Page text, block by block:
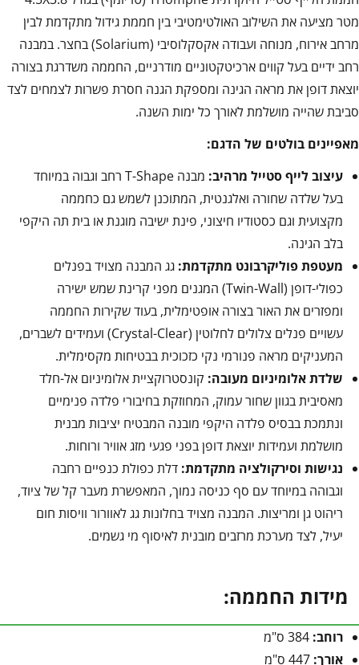
מטר מציעה את השילוב האולטימטיבי בין חממת גידול מתקדמת לבין
מרחב אירוח, מנוחה ועבודה אקסקלוסיבי (Solarium) בחצר. במבנה
רחב ידיים בעל קווים ארכיטקטוניים מודרניים, החממה משדרגת בצורה
יוצאת דופן את מראה הגינה ומספקת הגנה חסרת פשרות לצמחים לצד
סביבת שהייה מושלמת לאורך כל ימות השנה.
מאפיינים בולטים של הדגם:
עיצוב לייף סטייל מרהיב:
מבנה T-Shape רחב וגבוה במיוחד
בעל שלדה שחורה ואלגנטית, המתוכנן לשמש גם כחממה
מקצועית וגם כסטודיו חיצוני, פינת ישיבה מוגנת או בית תה היקפי
בלב הגינה.
מעטפת פוליקרבונט מתקדמת: גג המבנה מצויד בפנלים
כפולי-דופן (Twin-Wall) המגנים מפני קרינת שמש ישירה
ומפזרים את האור בצורה אופטימלית, בעוד שקירות החממה
עשויים פנלים צלולים לחלוטין (Crystal-Clear) ועמידים לשברים,
המעניקים מראה פנורמי נקי כזכוכית בבטיחות מקסימלית.
שלדת אלומיניום מעובה: קונסטרוקציית אלומיניום אל-חלד
מאסיבית בגוון שחור עמוק, המחוזקת בחיבורי פלדה פנימיים
ונתמכת בבסיס פלדה היקפי מובנה המבטיח יציבות מבנית
מושלמת ועמידות יוצאת דופן בפני פגעי מזג אוויר ורוחות.
נגישות וסירקולציה מתקדמת: דלת כפולת כנפיים רחבה
וגבוהה במיוחד עם סף כניסה נמוך, המאפשרת מעבר קל של ציוד,
ריהוט גן ומריצות. המבנה מצויד בחלונות גג לאוורור וויסות חום
יעיל, לצד מערכת מרזבים מובנית לאיסוף מי גשמים.
מידות החממה:
רוחב:
אורך: